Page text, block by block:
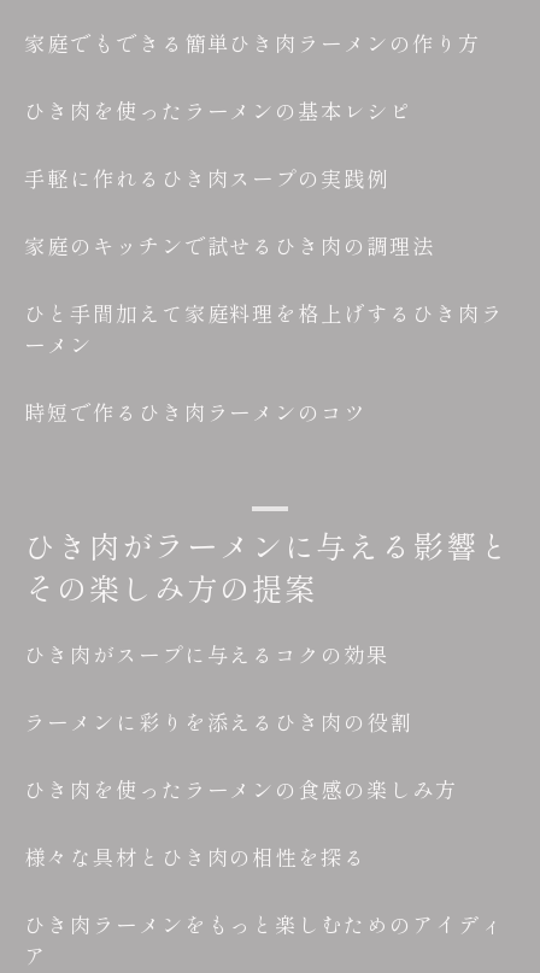
家庭でもできる簡単ひき肉ラーメンの作り方
ひき肉を使ったラーメンの基本レシピ
手軽に作れるひき肉スープの実践例
家庭のキッチンで試せるひき肉の調理法
ひと手間加えて家庭料理を格上げするひき肉ラ
ーメン
時短で作るひき肉ラーメンのコツ
ひき肉がラーメンに与える影響と
その楽しみ方の提案
ひき肉がスープに与えるコクの効果
ラーメンに彩りを添えるひき肉の役割
ひき肉を使ったラーメンの食感の楽しみ方
様々な具材とひき肉の相性を探る
ひき肉ラーメンをもっと楽しむためのアイディ
ア